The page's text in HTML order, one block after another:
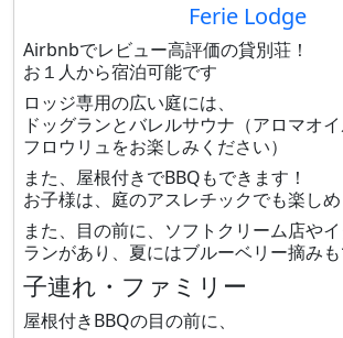
Ferie Lodge
Airbnbでレビュー高評価の貸別荘！
お１人から宿泊可能です
ロッジ専用の広い庭には、
ドッグランとバレルサウナ（アロマオ
フロウリュをお楽しみください）
また、屋根付きでBBQもできます！
お子様は、庭のアスレチックでも楽しめ
また、目の前に、ソフトクリーム店や
ランがあり、夏にはブルーベリー摘みも
子連れ・ファミリー
屋根付きBBQの目の前に、